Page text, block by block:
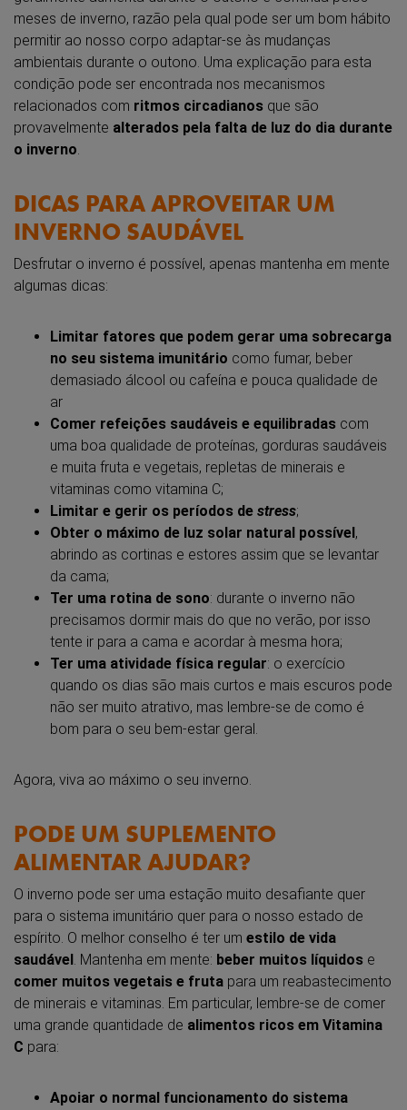
meses de inverno, razão pela qual pode ser um bom hábito
permitir ao nosso corpo adaptar-se às mudanças
ambientais durante o outono. Uma explicação para esta
condição pode ser encontrada nos mecanismos
relacionados com ritmos circadianos que são
provavelmente alterados pela falta de luz do dia durante
o inverno.
DICAS PARA APROVEITAR UM
INVERNO SAUDÁVEL
Desfrutar o inverno é possível, apenas mantenha em mente
algumas dicas:
Limitar fatores que podem gerar uma sobrecarga
no seu sistema imunitário como fumar, beber
demasiado álcool ou cafeína e pouca qualidade de
ar
Comer refeições saudáveis e equilibradas com
uma boa qualidade de proteínas, gorduras saudáveis
e muita fruta e vegetais, repletas de minerais e
vitaminas como vitamina C;
Limitar e gerir os períodos de stress;
Obter o máximo de luz solar natural possível,
abrindo as cortinas e estores assim que se levantar
da cama;
Ter uma rotina de sono: durante o inverno não
precisamos dormir mais do que no verão, por isso
tente ir para a cama e acordar à mesma hora;
Ter uma atividade física regular: o exercício
quando os dias são mais curtos e mais escuros pode
não ser muito atrativo, mas lembre-se de como é
bom para o seu bem-estar geral.
Agora, viva ao máximo o seu inverno.
PODE UM SUPLEMENTO
ALIMENTAR AJUDAR?
O inverno pode ser uma estação muito desafiante quer
para o sistema imunitário quer para o nosso estado de
espírito. O melhor conselho é ter um estilo de vida
saudável. Mantenha em mente: beber muitos líquidos e
comer muitos vegetais e fruta para um reabastecimento
de minerais e vitaminas. Em particular, lembre-se de comer
uma grande quantidade de alimentos ricos em Vitamina
C para:
Apoiar o normal funcionamento do sistema